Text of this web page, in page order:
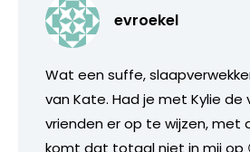
evroekel
Wat een suffe,
van Kate. Had je met Kylie de
vrienden er op te wijzen, met
komt dat totaal niet in mij op